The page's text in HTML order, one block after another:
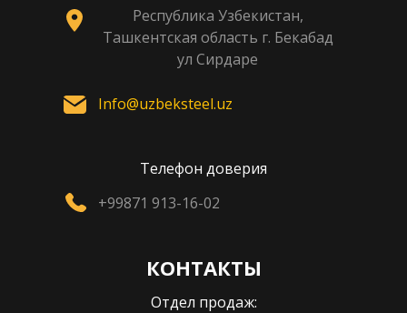
Республика Узбекистан,
Ташкентская область г. Бекабад
ул Сирдаре
Info@uzbeksteel.uz
Телефон доверия
+99871 913-16-02
КОНТАКТЫ
Отдел продаж: